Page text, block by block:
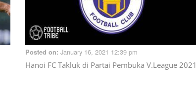
Posted on: January 16, 2021 12:39 pm
Hanoi FC Takluk di Partai Pembuka V.League 2021